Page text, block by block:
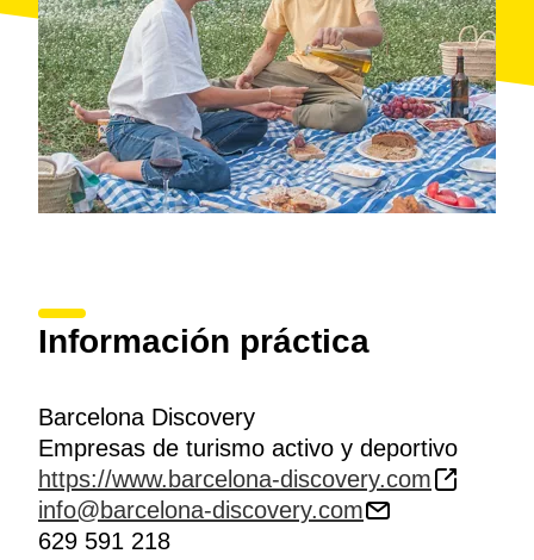
Información práctica
Barcelona Discovery
Empresas de turismo activo y deportivo
https://www.barcelona-discovery.com
info@barcelona-discovery.com
629 591 218